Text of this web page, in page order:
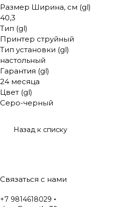
Размер Ширина, см (gl)
40,3
Тип (gl)
Принтер струйный
Тип установки (gl)
настольный
Гарантия (gl)
24 месяца
Цвет (gl)
Серо-черный
Назад к списку
Связаться с нами
+7 9814618029